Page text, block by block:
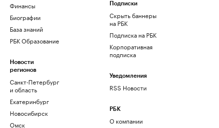
Финансы
Биографии
База знаний
РБК Образование
Новости
регионов
Санкт-Петербург
и область
Екатеринбург
Новосибирск
Омск
Подписки
Скрыть баннеры
на РБК
Подписка на РБК
Корпоративная
подписка
Уведомления
RSS Новости
РБК
О компании